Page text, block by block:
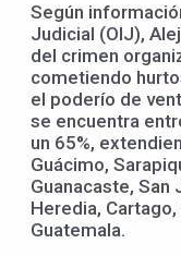
Según
Judicial (OIJ),
del crimen
cometiendo
el poderío de
se encuentra
un 65%,
Guácimo,
Guanacaste, San
Heredia,
Guatemala.